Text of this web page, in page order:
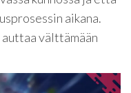
aikana.
välttämään